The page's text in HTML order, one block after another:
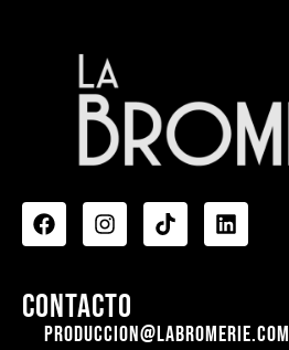
Contacto
produccion@labromerie.com